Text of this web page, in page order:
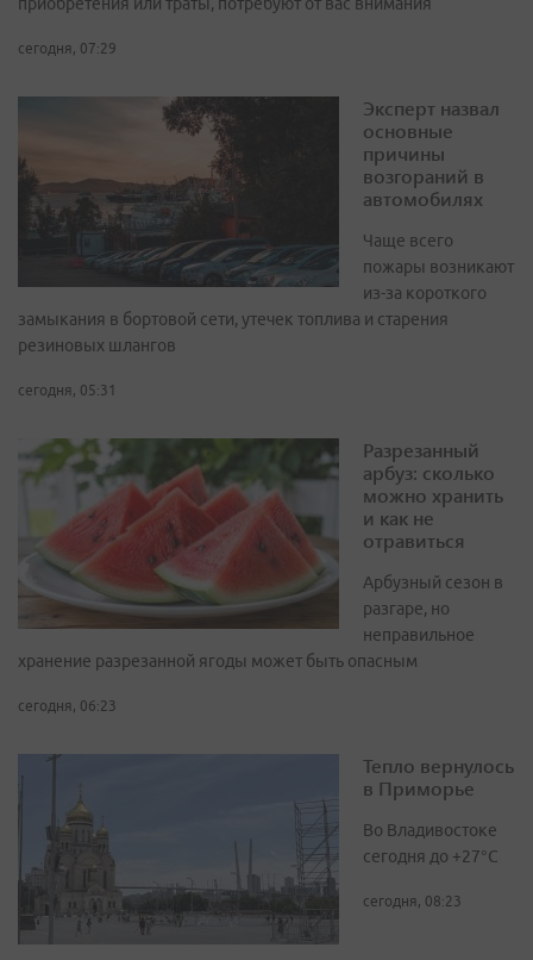
приобретения или траты, потребуют от вас внимания
сегодня, 07:29
Эксперт назвал
основные
причины
возгораний в
автомобилях
Чаще всего
пожары возникают
из-за короткого
замыкания в бортовой сети, утечек топлива и старения
резиновых шлангов
сегодня, 05:31
Разрезанный
арбуз: сколько
можно хранить
и как не
отравиться
Арбузный сезон в
разгаре, но
неправильное
хранение разрезанной ягоды может быть опасным
сегодня, 06:23
Тепло вернулось
в Приморье
Во Владивостоке
сегодня до +27°С
сегодня, 08:23